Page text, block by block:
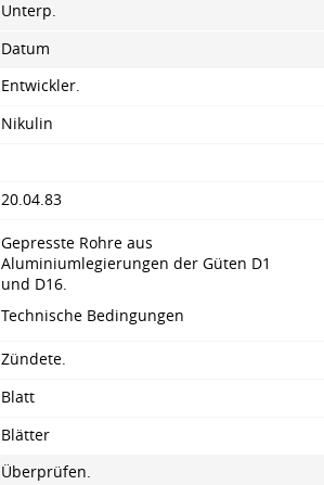
Unterp.
Datum
Entwickler.
Nikulin
20.04.83
Gepresste Rohre aus
Aluminiumlegierungen der Güten D1
und D16.
Technische Bedingungen
Zündete.
Blatt
Blätter
Überprüfen.